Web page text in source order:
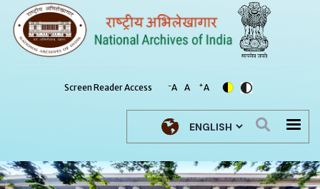
Screen Reader Access -A A +A
Select your language